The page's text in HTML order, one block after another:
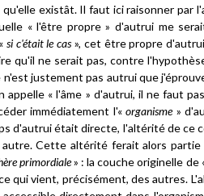
existât. Il faut ici raisonner par
« l'être propre » d'autrui me
si c'était le cas», cet être propre
qu'il ne serait pas, contre
n'est justement pas autrui que
appelle « l'âme » d'autrui, il ne faut
immédiatement l'«organisme»
d'autrui était directe, l'altérité de ce
Cette altérité ferait alors
primordiale» : la couche originelle de
qui vient, précisément, des autres.